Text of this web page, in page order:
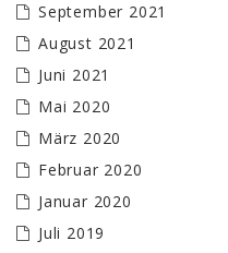
September 2021
August 2021
Juni 2021
Mai 2020
März 2020
Februar 2020
Januar 2020
Juli 2019